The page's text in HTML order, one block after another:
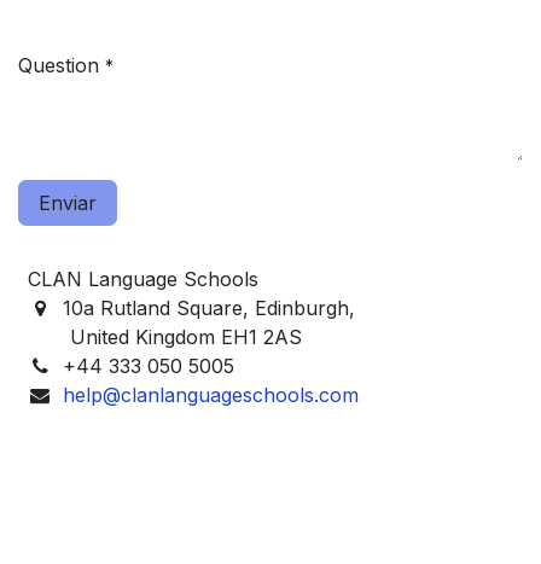
Question *
Enviar
CLAN Language Schools
10a Rutland Square, Edinburgh,
United Kingdom EH1 2AS
+44 333 050 5005
help@clanlanguageschools.com